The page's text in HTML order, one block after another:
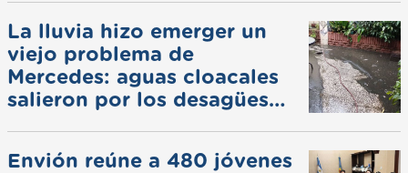
La lluvia hizo emerger un
viejo problema de
Mercedes: aguas cloacales
salieron por los desagües
Envión reúne a 480 jóvenes